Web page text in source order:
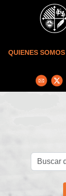
Skip to main content
QUIENES SOMOS